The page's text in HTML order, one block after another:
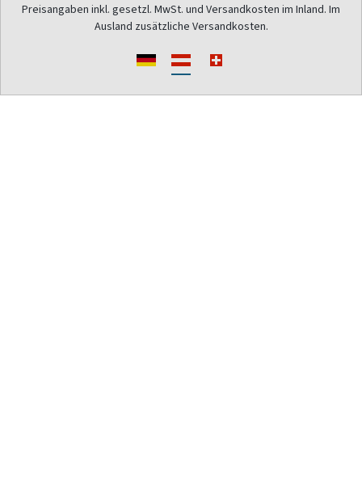
Preisangaben inkl. gesetzl. MwSt. und Versandkosten im Inland. Im
Ausland zusätzliche Versandkosten.